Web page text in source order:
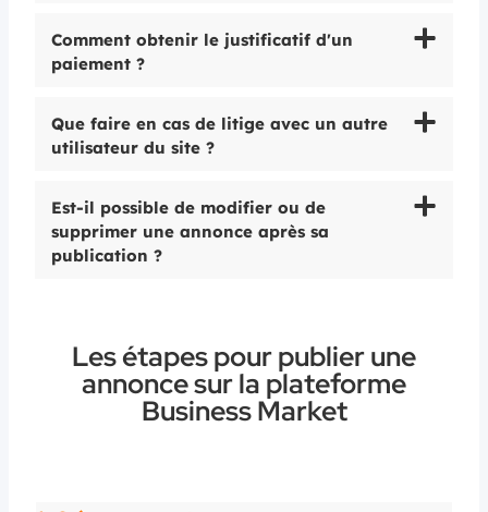
Comment obtenir le justificatif d'un
paiement ?
Que faire en cas de litige avec un autre
utilisateur du site ?
Est-il possible de modifier ou de
supprimer une annonce après sa
publication ?
Les étapes pour publier une
annonce sur la plateforme
Business Market